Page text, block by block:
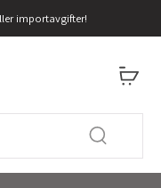
importavgifter!